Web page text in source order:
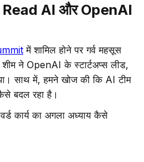
Read AI और OpenAI
में शामिल होने पर गर्व महसूस
ने OpenAI के स्टार्टअप्स लीड,
साथ में, हमने खोज की कि AI टीम
बदल रहा है।
कार्य का अगला अध्याय कैसे